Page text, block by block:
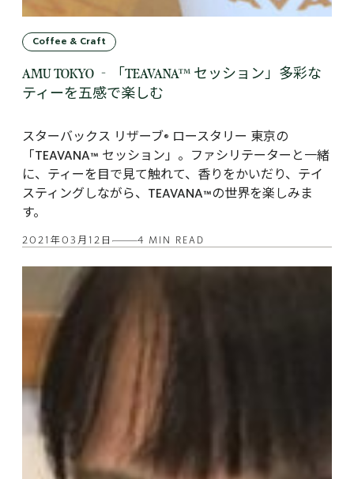
Coffee & Craft
AMU TOKYO ‐「TEAVANA™ セッション」多彩な
ティーを五感で楽しむ
スターバックス リザーブ® ロースタリー 東京の
「TEAVANA™ セッション」。ファシリテーターと一緒
に、ティーを目で見て触れて、香りをかいだり、テイ
スティングしながら、TEAVANA™の世界を楽しみま
す。
2021年03月12日 4 MIN READ